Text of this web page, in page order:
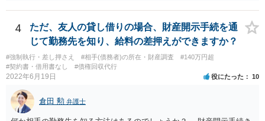
が難しくなります。 お早めに相続人に請求していくか、それが難しい
場合は、弁護士に相談されるのがよろしいかと思います。
4
ただ、友人の貸し借りの場合、財産開示手続を通
じて勤務先を知り、給料の差押えができますか？
#強制執行・差し押さえ #相手(債務者)の所在・財産調査
#140万円超
#契約書・借用書なし
#債権回収代行
2022年6月19日 役にたった 10
倉田 勲 弁護士